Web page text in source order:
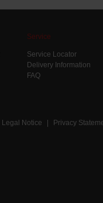
Service
Service Locator
Delivery Information
FAQ
Legal Notice | Privacy